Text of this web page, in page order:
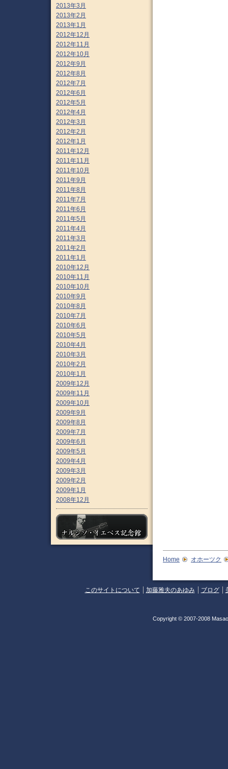
2013年3月
2013年2月
2013年1月
2012年12月
2012年11月
2012年10月
2012年9月
2012年8月
2012年7月
2012年6月
2012年5月
2012年4月
2012年3月
2012年2月
2012年1月
2011年12月
2011年11月
2011年10月
2011年9月
2011年8月
2011年7月
2011年6月
2011年5月
2011年4月
2011年3月
2011年2月
2011年1月
2010年12月
2010年11月
2010年10月
2010年9月
2010年8月
2010年7月
2010年6月
2010年5月
2010年4月
2010年3月
2010年2月
2010年1月
2009年12月
2009年11月
2009年10月
2009年9月
2009年8月
2009年7月
2009年6月
2009年5月
2009年4月
2009年3月
2009年2月
2009年1月
2008年12月
Home オホーツク
このサイトについて 加藤雅夫のあゆみ ブログ
Copyright © 2007-2008